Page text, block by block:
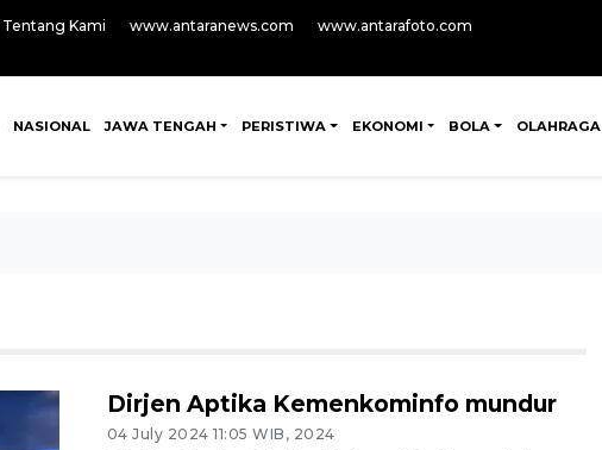
Tentang Kami www.antaranews.com
www.antarafoto.com
NASIONAL JAWA TENGAH PERISTIWA EKONOMI BOLA OLAHRAGA
Dirjen Aptika Kemenkominfo mundur
04 July 2024 11:05 WIB, 2024